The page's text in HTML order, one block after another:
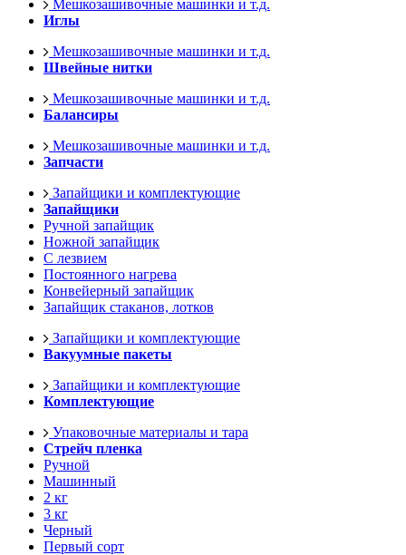
Мешкозашивочные машинки и т.д.
Иглы
Мешкозашивочные машинки и т.д.
Швейные нитки
Мешкозашивочные машинки и т.д.
Балансиры
Мешкозашивочные машинки и т.д.
Запчасти
Запайщики и комплектующие
Запайщики
Ручной запайщик
Ножной запайщик
С лезвием
Постоянного нагрева
Конвейерный запайщик
Запайщик стаканов, лотков
Запайщики и комплектующие
Вакуумные пакеты
Запайщики и комплектующие
Комплектующие
Упаковочные материалы и тара
Стрейч пленка
Ручной
Машинный
2 кг
3 кг
Черный
Первый сорт